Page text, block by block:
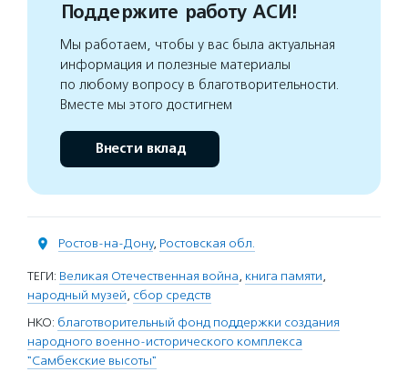
Поддержите работу АСИ!
Мы работаем, чтобы у вас была актуальная
информация и полезные материалы
по любому вопросу в благотворительности.
Вместе мы этого достигнем
Внести вклад
Ростов-на-Дону, Ростовская обл.
ТЕГИ: Великая Отечественная война, книга памяти,
народный музей, сбор средств
НКО: благотворительный фонд поддержки создания
народного военно-исторического комплекса
"Самбекские высоты"